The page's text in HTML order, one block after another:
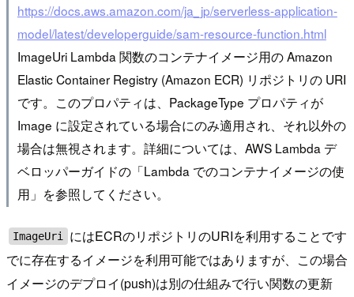
https://docs.aws.amazon.com/ja_jp/serverless-application-
model/latest/developerguide/sam-resource-function.html
ImageUri Lambda 関数のコンテナイメージ用の Amazon
Elastic Container Registry (Amazon ECR) リポジトリの URI
です。このプロパティは、PackageType プロパティが
Image に設定されている場合にのみ適用され、それ以外の
場合は無視されます。詳細については、AWS Lambda デ
ベロッパーガイドの「Lambda でのコンテナイメージの使
用」を参照してください。
ImageUri
にはECRのリポジトリのURIを利用することです
でに存在するイメージを利用可能ではありますが、この場合
イメージのデプロイ(push)は別の仕組みで行い関数の更新